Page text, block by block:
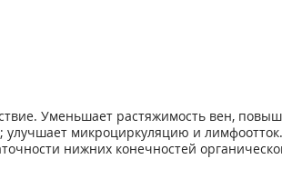
Уменьшает растяжимость вен,
улучшает микроциркуляцию и
нижних конечностей